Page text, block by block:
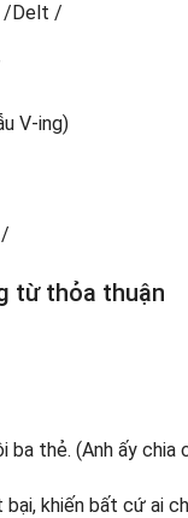
/Delt /
V-ing)
/
từ thỏa thuận
ba thẻ. (Anh ấy chia
khiến bất cứ ai